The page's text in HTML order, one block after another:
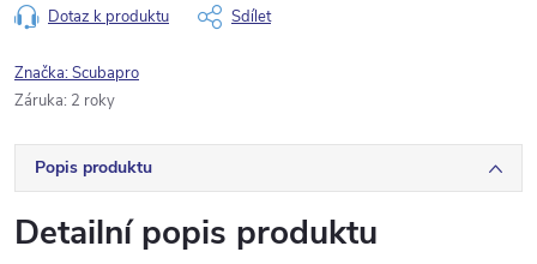
Dotaz k produktu Sdílet
Značka:Scubapro
Záruka: 2 roky
Popis produktu
Detailní popis produktu